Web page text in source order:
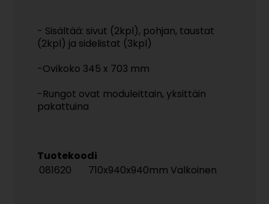
- Sisältää: sivut (2kpl), pohjan, taustat
(2kpl) ja sidelistat (3kpl)
-Ovikoko 345 x 703 mm
-Rungot ovat moduleittain, yksittäin
pakattuina
Tuotekoodi
081620
710x940x940mm Valkoinen